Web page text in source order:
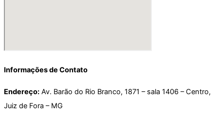
Informações de Contato
Endereço: Av. Barão do Rio Branco, 1871 – sala 1406 – Centro,
Juiz de Fora – MG